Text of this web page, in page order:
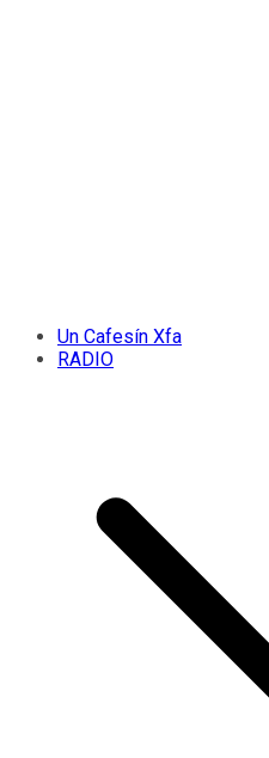
Un Cafesín Xfa
RADIO